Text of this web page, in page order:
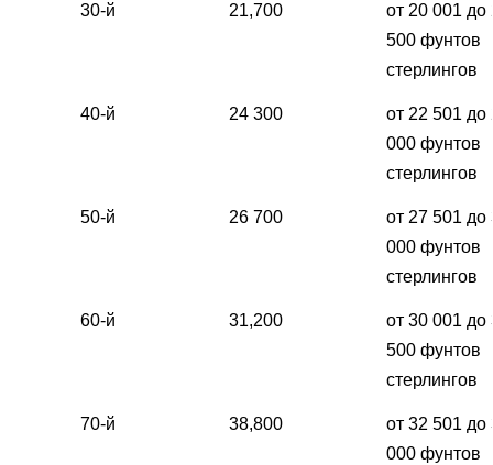
30-й 21,700
от 20 001 до
500 фунтов
стерлингов
40-й 24 300
от 22 501 до
000 фунтов
стерлингов
50-й 26 700
от 27 501 до
000 фунтов
стерлингов
60-й 31,200
от 30 001 до
500 фунтов
стерлингов
70-й 38,800
от 32 501 до
000 фунтов